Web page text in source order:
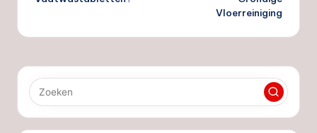
Vloerreiniging